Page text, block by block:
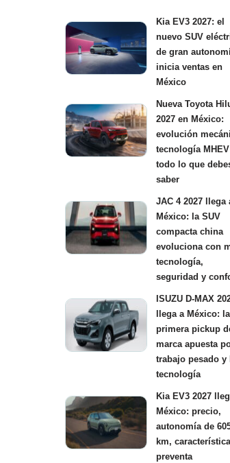
Kia EV3 2027: el
nuevo SUV
de gran
inicia ventas en
México
Nueva Toyota
2027 en México:
evolución
tecnología
todo lo que
saber
JAC 4 2027 llega
México: la SUV
compacta china
evoluciona con
tecnología,
seguridad y
ISUZU D-MAX
llega a México: la
primera pickup
marca apuesta
trabajo pesado y
tecnología
Kia EV3 2027
México: precio,
autonomía de
km,
preventa